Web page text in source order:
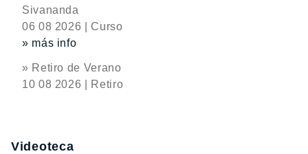
Sivananda
06 08 2026 | Curso
» más info
» Retiro de Verano
10 08 2026 | Retiro
Videoteca